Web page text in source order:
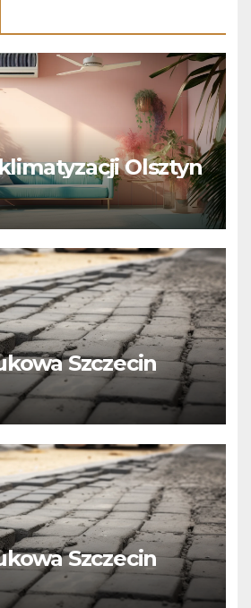
Olsztyn
Szczecin
Szczecin